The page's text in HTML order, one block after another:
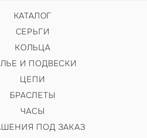
КАТАЛОГ
СЕРЬГИ
КОЛЬЦА
И ПОДВЕСКИ
ЦЕПИ
БРАСЛЕТЫ
ЧАСЫ
ПОД ЗАКАЗ